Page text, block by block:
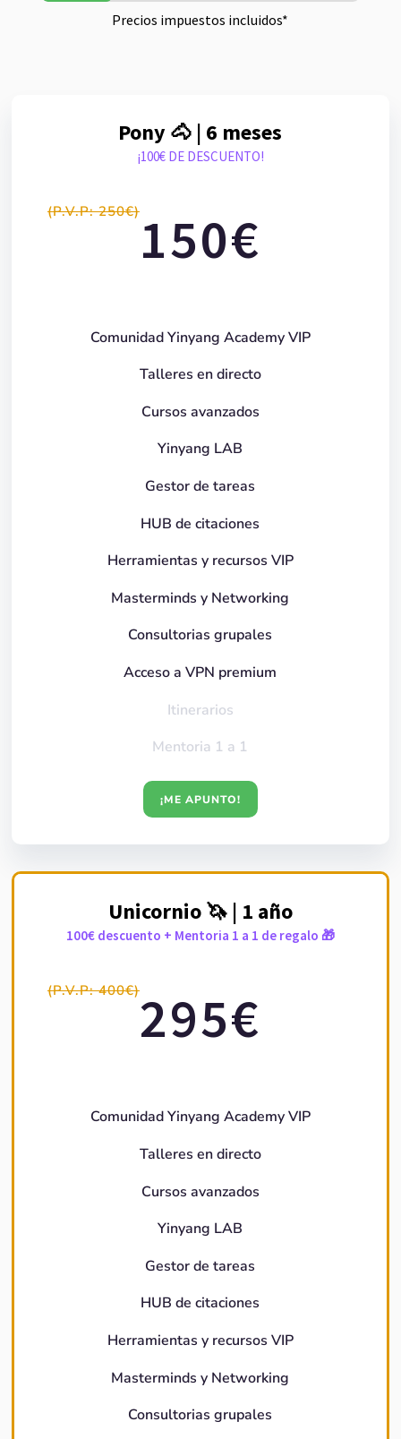
Precios impuestos incluidos*
Pony 🐴 | 6 meses
¡100€ DE DESCUENTO!
(P.V.P: 250€) 150€
Comunidad Yinyang Academy VIP
Talleres en directo
Cursos avanzados
Yinyang LAB
Gestor de tareas
HUB de citaciones
Herramientas y recursos VIP
Masterminds y Networking
Consultorias grupales
Acceso a VPN premium
Itinerarios
Mentoria 1 a 1
¡ME APUNTO!
Unicornio 🦄 | 1 año
100€ descuento + Mentoria 1 a 1 de regalo 🎁
(P.V.P: 400€)295€
Comunidad Yinyang Academy VIP
Talleres en directo
Cursos avanzados
Yinyang LAB
Gestor de tareas
HUB de citaciones
Herramientas y recursos VIP
Masterminds y Networking
Consultorias grupales